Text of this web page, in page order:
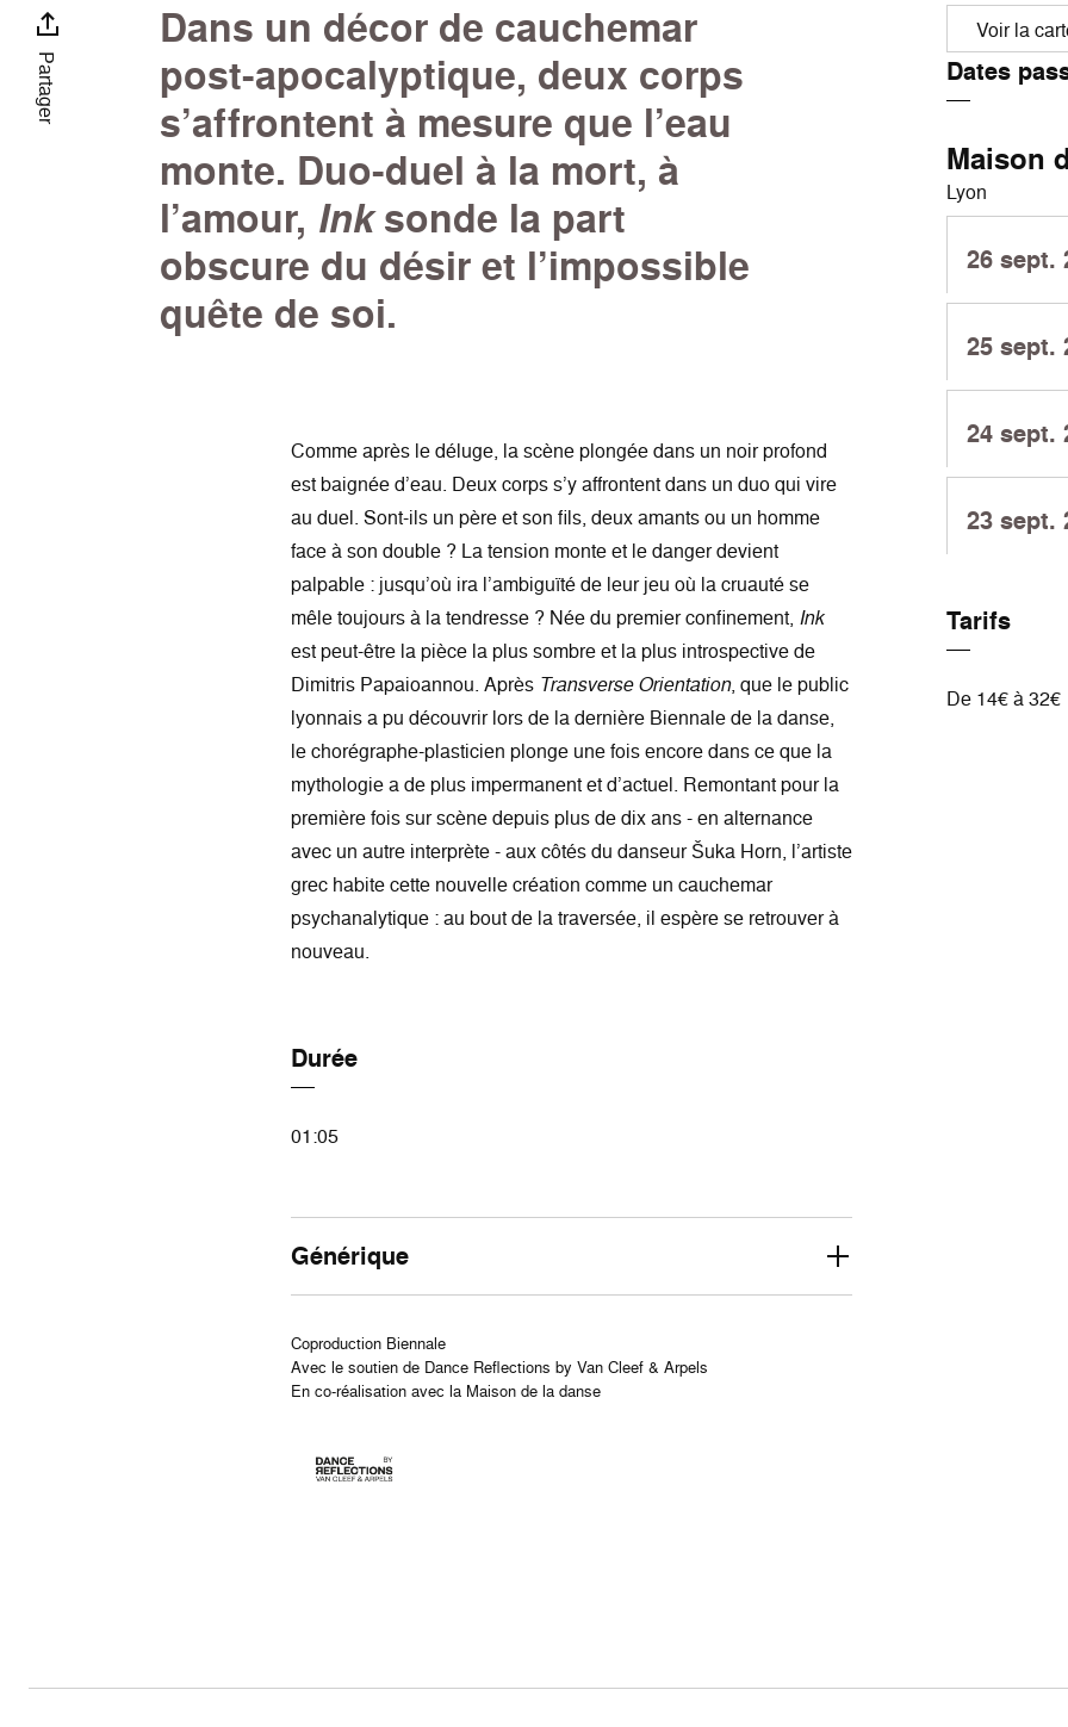
Partager
Voir la
Dates
Maison
Lyon
26 sept.
25 sept.
24 sept.
23 sept.
Tarifs
De 14€ à 32€
Dans un décor de cauchemar
post-apocalyptique, deux corps
s’affrontent à mesure que l’eau
monte. Duo-duel à la mort, à
l’amour, Inksonde la part
obscure du désir et l’impossible
quête de soi.
Comme après le déluge, la scène plongée dans un noir profond
est baignée d’eau. Deux corps s’y affrontent dans un duo qui vire
au duel. Sont-ils un père et son fils, deux amants ou un homme
face à son double ? La tension monte et le danger devient
palpable : jusqu’où ira l’ambiguïté de leur jeu où la cruauté se
mêle toujours à la tendresse ? Née du premier confinement, Ink
est peut-être la pièce la plus sombre et la plus introspective de
Dimitris Papaioannou. Après Transverse Orientation, que le public
lyonnais a pu découvrir lors de la dernière Biennale de la danse,
le chorégraphe-plasticien plonge une fois encore dans ce que la
mythologie a de plus impermanent et d’actuel. Remontant pour la
première fois sur scène depuis plus de dix ans - en alternance
avec un autre interprète - aux côtés du danseur Šuka Horn, l’artiste
grec habite cette nouvelle création comme un cauchemar
psychanalytique : au bout de la traversée, il espère se retrouver à
nouveau.
Durée
01:05
Générique
Coproduction Biennale
Avec le soutien de Dance Reflections by Van Cleef & Arpels
En co-réalisation avec la Maison de la danse